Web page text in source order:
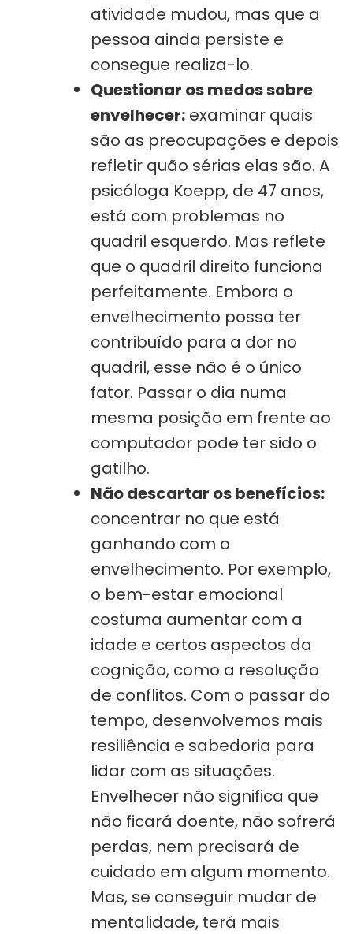
atividade mudou, mas que a
pessoa ainda persiste e
consegue realiza-lo.
Questionar os medos sobre
envelhecer: examinar quais
são as preocupações e depois
refletir quão sérias elas são. A
psicóloga Koepp, de 47 anos,
está com problemas no
quadril esquerdo. Mas reflete
que o quadril direito funciona
perfeitamente. Embora o
envelhecimento possa ter
contribuído para a dor no
quadril, esse não é o único
fator. Passar o dia numa
mesma posição em frente ao
computador pode ter sido o
gatilho.
Não descartar os benefícios:
concentrar no que está
ganhando com o
envelhecimento. Por exemplo,
o bem-estar emocional
costuma aumentar com a
idade e certos aspectos da
cognição, como a resolução
de conflitos. Com o passar do
tempo, desenvolvemos mais
resiliência e sabedoria para
lidar com as situações.
Envelhecer não significa que
não ficará doente, não sofrerá
perdas, nem precisará de
cuidado em algum momento.
Mas, se conseguir mudar de
mentalidade, terá mais